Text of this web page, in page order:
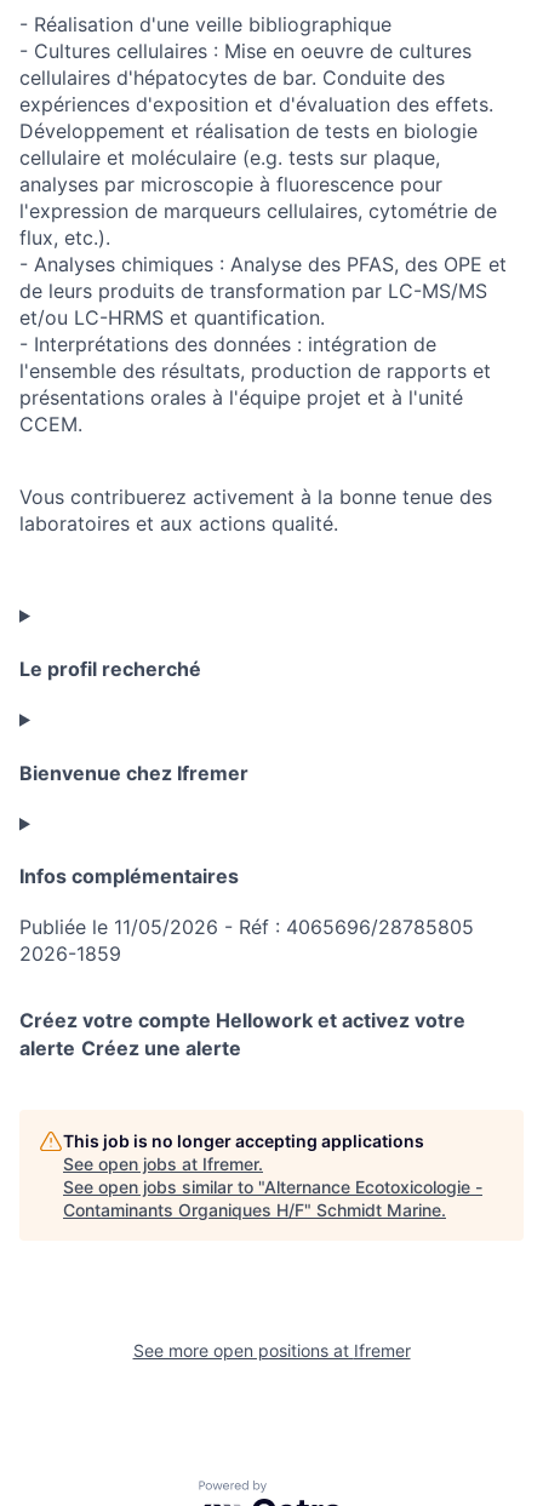
- Réalisation d'une veille bibliographique
- Cultures cellulaires : Mise en oeuvre de cultures
cellulaires d'hépatocytes de bar. Conduite des
expériences d'exposition et d'évaluation des effets.
Développement et réalisation de tests en biologie
cellulaire et moléculaire (e.g. tests sur plaque,
analyses par microscopie à fluorescence pour
l'expression de marqueurs cellulaires, cytométrie de
flux, etc.).
- Analyses chimiques : Analyse des PFAS, des OPE et
de leurs produits de transformation par LC-MS/MS
et/ou LC-HRMS et quantification.
- Interprétations des données : intégration de
l'ensemble des résultats, production de rapports et
présentations orales à l'équipe projet et à l'unité
CCEM.
Vous contribuerez activement à la bonne tenue des
laboratoires et aux actions qualité.
Le profil recherché
Bienvenue chez Ifremer
Infos complémentaires
Publiée le 11/05/2026 - Réf : 4065696/28785805
2026-1859
Créez votre compte Hellowork et activez votre
alerte Créez une alerte
This job is no longer accepting applications
See open jobs at Ifremer.
See open jobs similar to "Alternance Ecotoxicologie -
Contaminants Organiques H/F" Schmidt Marine.
See more open positions at Ifremer
Powered by Getro.com